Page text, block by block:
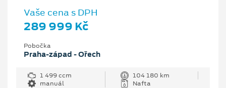
Vaše cena s DPH
289 999 Kč
Pobočka
Praha-západ - Ořech
1 499 ccm
104 180 km
manuál
Nafta